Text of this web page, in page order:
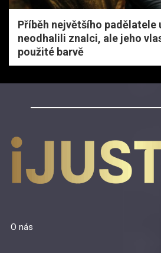
Příběh největšího padělatele
neodhalili znalci, ale jeho
použité barvě
O nás